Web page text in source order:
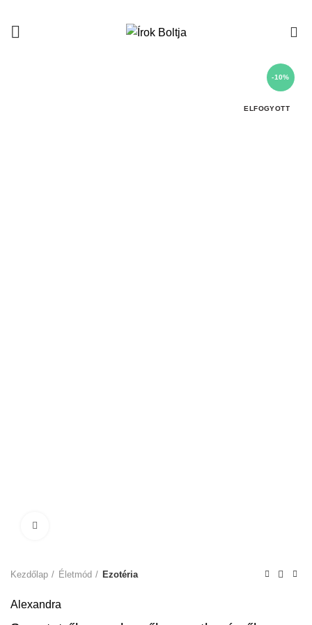
-10%
ELFOGYOTT
Kezdőlap Életmód Ezotéria
Alexandra